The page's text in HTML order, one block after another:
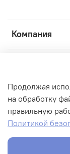
Компания
Интернет-
Фото, иконки,
Brain,FREEP!K,
Продолжая
на обработку
правильную
Политикой